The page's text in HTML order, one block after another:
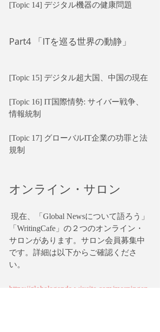
[Topic 14] デジタル機器の健康問題
Part4 「ITを巡る世界の動静」
[Topic 15] デジタル超大国、中国の現在
[Topic 16] IT国際情勢: サイバー戦争、
情報統制
[Topic 17] グローバルIT企業の功罪と法
規制
オンライン・サロン
「WritingCafe」の２つのオンライン・
サロンがあります。サロン会員募集中
です。詳細は以下からご確認くださ
い。
https://globalagenda.wixsite.com/morningen